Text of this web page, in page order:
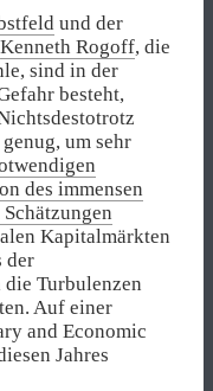
und der
Kenneth Rogoff, die
sind in der
besteht,
um sehr
des immensen
Kapitalmärkten
der
Turbulenzen
Auf einer
and Economic
Jahres